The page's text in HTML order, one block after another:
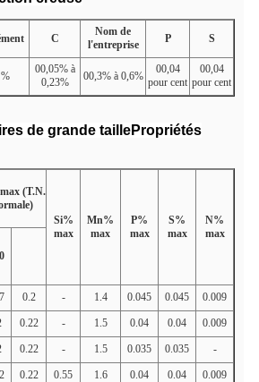
C
Nom de
l'entreprise
P S
%
00,05% à
0,23%
00,3% à 0,6%
00,04
pour cent
00,04
pour cent
de grande taillePropriétés
(T.N.
Si%
max
Mn%
max
P%
max
S%
max
N%
max
0.2 - 1.4 0.045 0.045 0.009
0.22 - 1.5 0.04 0.04 0.009
0.22 - 1.5 0.035 0.035 -
0.22 0.55 1.6 0.04 0.04 0.009